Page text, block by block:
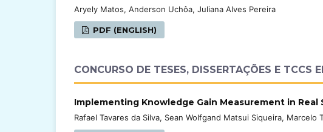
Aryely Matos, Anderson Uchôa, Juliana Alves Pereira
PDF (ENGLISH)
CONCURSO DE TESES, DISSERTAÇÕES E TCCS
Implementing Knowledge Gain Measurement in Real
Rafael Tavares da Silva, Sean Wolfgand Matsui Siqueira, Marcelo